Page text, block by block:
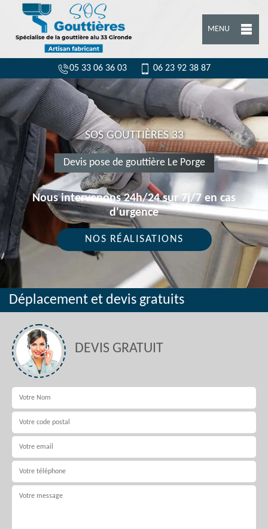
MENU
05 33 06 36 03 06 23 92 38 87
SOS GOUTTIÈRES 33
Devis pose de gouttière Le Porge
Nous intervenons 24h/24 sur 7j/7 en cas
d'urgence
NOS RÉALISATIONS
Déplacement et devis gratuits
DEVIS GRATUIT